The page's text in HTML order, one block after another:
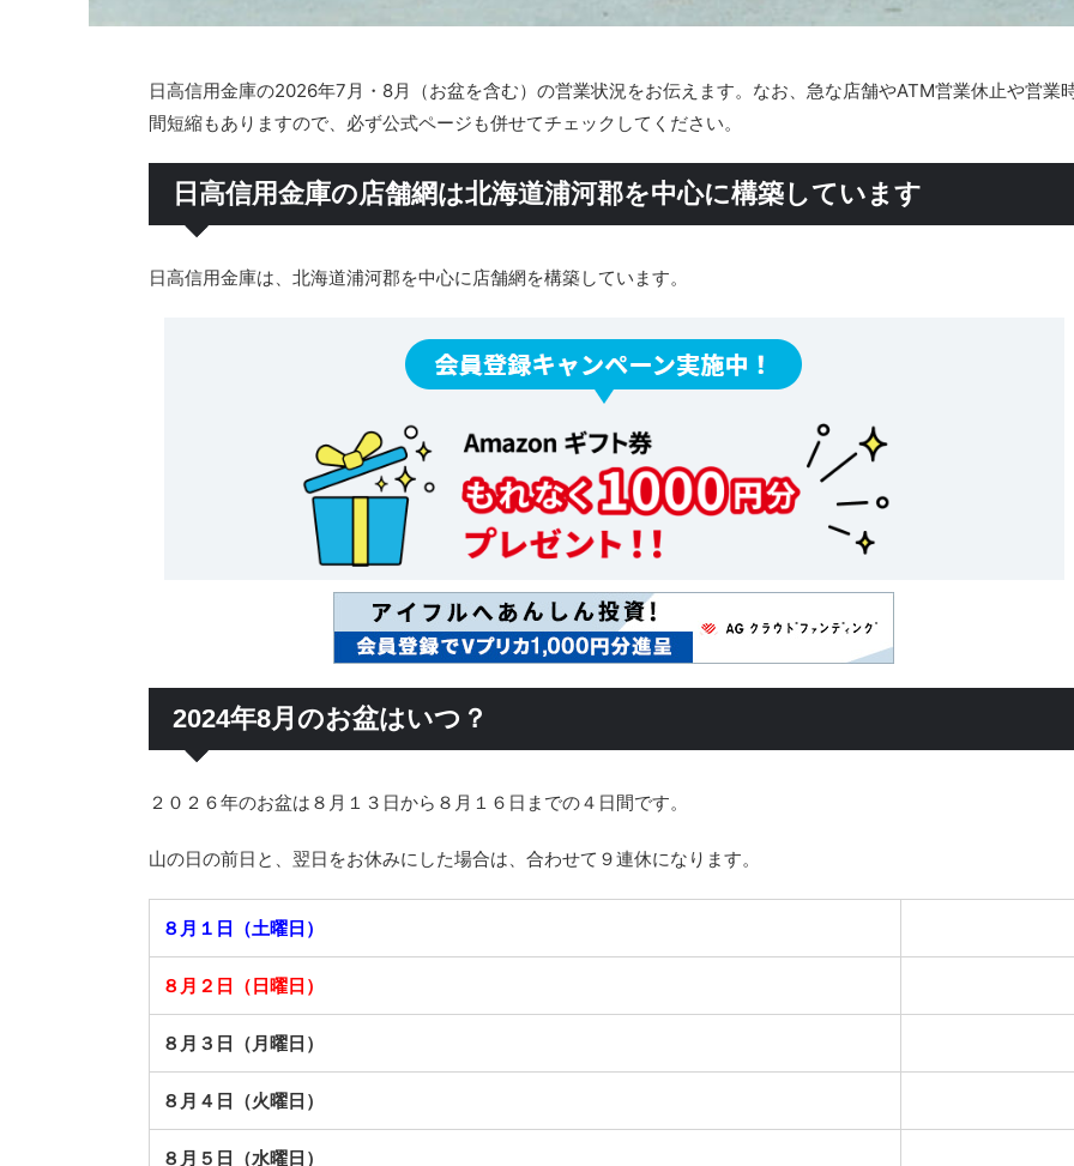
日高信用金庫の2026年7月・8月（お盆を含む）の営業状況をお伝えます。なお、急な店舗やATM営業休止や営業
間短縮もありますので、必ず公式ページも併せてチェックしてください。
日高信用金庫の店舗網は北海道浦河郡を中心に構築しています
日高信用金庫は、北海道浦河郡を中心に店舗網を構築しています。
2024年8月のお盆はいつ？
２０２６年のお盆は８月１３日から８月１６日までの４日間です。
山の日の前日と、翌日をお休みにした場合は、合わせて９連休になります。
８月１日（土曜日）
８月２日（日曜日）
８月３日（月曜日）
８月４日（火曜日）
８月５日（水曜日）